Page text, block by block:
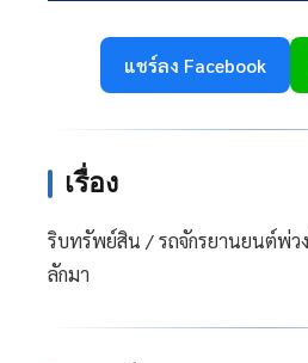
แชร์ลง Facebook
เรื่อง
ริบทรัพย์สิน / รถจักรยานยนต์พ่ว
ลักมา